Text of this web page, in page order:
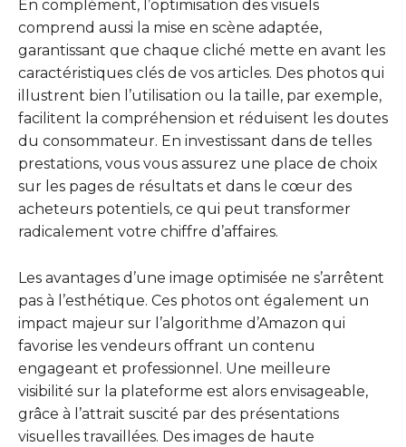
En complément, l’optimisation des visuels
comprend aussi la mise en scène adaptée,
garantissant que chaque cliché mette en avant les
caractéristiques clés de vos articles. Des photos qui
illustrent bien l’utilisation ou la taille, par exemple,
facilitent la compréhension et réduisent les doutes
du consommateur. En investissant dans de telles
prestations, vous vous assurez une place de choix
sur les pages de résultats et dans le cœur des
acheteurs potentiels, ce qui peut transformer
radicalement votre chiffre d’affaires.
Les avantages d’une image optimisée ne s’arrêtent
pas à l’esthétique. Ces photos ont également un
impact majeur sur l’algorithme d’Amazon qui
favorise les vendeurs offrant un contenu
engageant et professionnel. Une meilleure
visibilité sur la plateforme est alors envisageable,
grâce à l’attrait suscité par des présentations
visuelles travaillées. Des images de haute